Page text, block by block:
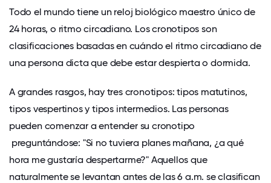
Todo el mundo tiene un reloj biológico maestro único de
24 horas, o ritmo circadiano. Los cronotipos son
clasificaciones basadas en cuándo el ritmo circadiano de
una persona dicta que debe estar despierta o dormida.
A grandes rasgos, hay tres cronotipos: tipos matutinos,
tipos vespertinos y tipos intermedios. Las personas
pueden comenzar a entender su cronotipo
preguntándose: "Si no tuviera planes mañana, ¿a qué
hora me gustaría despertarme?" Aquellos que
naturalmente se levantan antes de las 6 a.m. se clasifican